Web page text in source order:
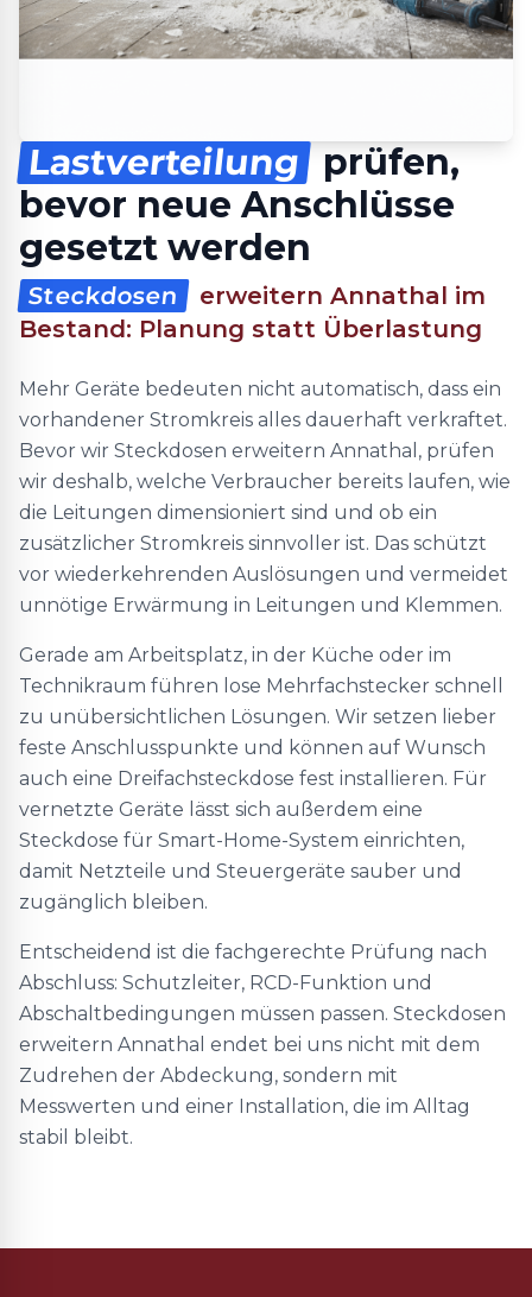
Lastverteilung
prüfen,
bevor neue Anschlüsse
gesetzt werden
Steckdosen
erweitern Annathal im
Bestand: Planung statt Überlastung
Mehr Geräte bedeuten nicht automatisch, dass ein
vorhandener Stromkreis alles dauerhaft verkraftet.
Bevor wir Steckdosen erweitern Annathal, prüfen
wir deshalb, welche Verbraucher bereits laufen, wie
die Leitungen dimensioniert sind und ob ein
zusätzlicher Stromkreis sinnvoller ist. Das schützt
vor wiederkehrenden Auslösungen und vermeidet
unnötige Erwärmung in Leitungen und Klemmen.
Gerade am Arbeitsplatz, in der Küche oder im
Technikraum führen lose Mehrfachstecker schnell
zu unübersichtlichen Lösungen. Wir setzen lieber
feste Anschlusspunkte und können auf Wunsch
auch eine Dreifachsteckdose fest installieren. Für
vernetzte Geräte lässt sich außerdem eine
Steckdose für Smart-Home-System einrichten,
damit Netzteile und Steuergeräte sauber und
zugänglich bleiben.
Entscheidend ist die fachgerechte Prüfung nach
Abschluss: Schutzleiter, RCD-Funktion und
Abschaltbedingungen müssen passen. Steckdosen
erweitern Annathal endet bei uns nicht mit dem
Zudrehen der Abdeckung, sondern mit
Messwerten und einer Installation, die im Alltag
stabil bleibt.